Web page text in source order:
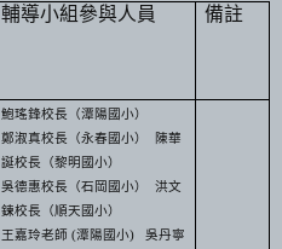
輔導小組參與人員 備註
鮑瑤鋒校長（潭陽國小）
鄭淑真校長（永春國小）
陳華
誕校長（黎明國小）
吳德惠校長（石岡國小）
洪文
鍊校長（順天國小）
王嘉玲老師 (潭陽國小)吳丹寧